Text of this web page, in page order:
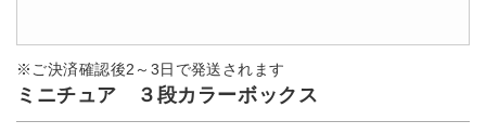
※ご決済確認後2～3日で発送されます
ミニチュア ３段カラーボックス